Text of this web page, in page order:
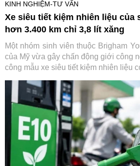
KINH NGHIỆM-TƯ VẤN
Xe siêu tiết kiệm nhiên liệu của
hơn 3.400 km chỉ 3,8 lít xăng
Một nhóm sinh viên thuộc Brigham
của Mỹ vừa gây chấn động giới công
công mẫu xe siêu tiết kiệm nhiên liệu
tiếp tục khẳng định vị thế tại giải
tiếng